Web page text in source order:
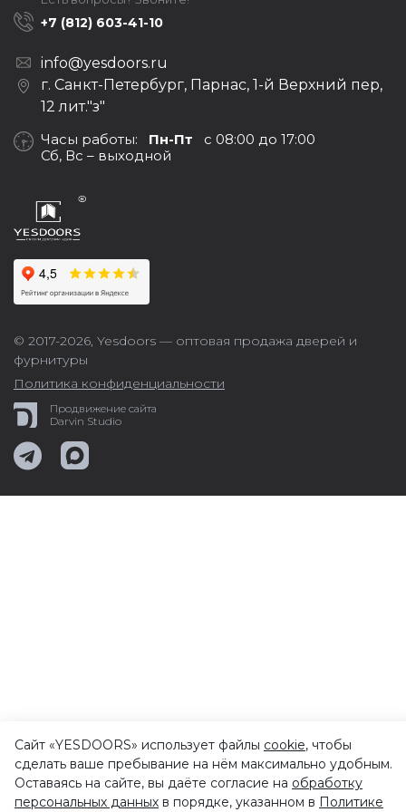
© 2017-2026, Yesdoors — оптовая продажа дверей и
фурнитуры
Политика конфиденциальности
Продвижение сайта
Darvin Studio
+7 (812) 603-41-10
info@yesdoors.ru
г. Санкт-Петербург, Парнас, 1-й Верхний пер,
12 лит."з"
Часы работы: Пн-Пт с 08:00 до 17:00
Сб, Вс – выходной
Сайт «YESDOORS» использует файлы cookie, чтобы
сделать ваше пребывание на нём максимально удобным.
Оставаясь на сайте, вы даёте согласие на обработку
персональных данных в порядке, указанном в Политике